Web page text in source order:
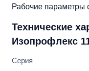
Рабочие параметры
Технические
Изопрофлекс
Серия